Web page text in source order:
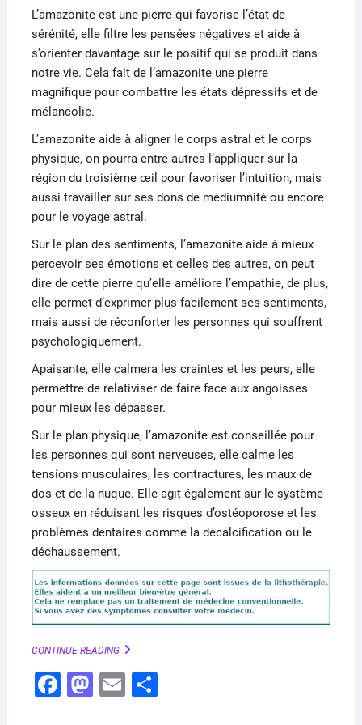
L’amazonite est une pierre qui favorise l’état de
sérénité, elle filtre les pensées négatives et aide à
s’orienter davantage sur le positif qui se produit dans
notre vie. Cela fait de l’amazonite une pierre
magnifique pour combattre les états dépressifs et de
mélancolie.
L’amazonite aide à aligner le corps astral et le corps
physique, on pourra entre autres l’appliquer sur la
région du troisième œil pour favoriser l’intuition, mais
aussi travailler sur ses dons de médiumnité ou encore
pour le voyage astral.
Sur le plan des sentiments, l’amazonite aide à mieux
percevoir ses émotions et celles des autres, on peut
dire de cette pierre qu’elle améliore l’empathie, de plus,
elle permet d’exprimer plus facilement ses sentiments,
mais aussi de réconforter les personnes qui souffrent
psychologiquement.
Apaisante, elle calmera les craintes et les peurs, elle
permettre de relativiser de faire face aux angoisses
pour mieux les dépasser.
Sur le plan physique, l’amazonite est conseillée pour
les personnes qui sont nerveuses, elle calme les
tensions musculaires, les contractures, les maux de
dos et de la nuque. Elle agit également sur le système
osseux en réduisant les risques d’ostéoporose et les
problèmes dentaires comme la décalcification ou le
déchaussement.
CONTINUE READINGAMAZONITE
UTILISATION
ET
F M E P